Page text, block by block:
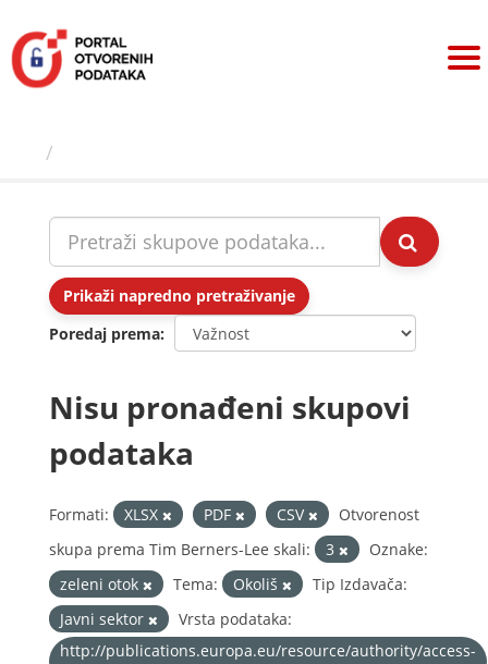
sadržaj
Prikaži napredno pretraživanje
Poredaj prema
Nisu pronađeni skupovi
podataka
Formati: XLSX PDF CSV
Otvorenost
skupa prema Tim Berners-Lee skali:
3
Oznake:
zeleni otok
Tema: Okoliš
Tip Izdavača:
Javni sektor
Vrsta podataka:
http://publications.europa.eu/resource/authority/access-